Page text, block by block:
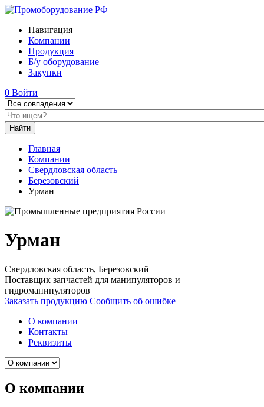
Навигация
Компании
Продукция
Б/у оборудование
Закупки
0 Войти
Главная
Компании
Свердловская область
Березовский
Урман
Урман
Свердловская область, Березовский
Поставщик запчастей для манипуляторов и
гидроманипуляторов
Заказать продукцию Сообщить об ошибке
О компании
Контакты
Реквизиты
О компании